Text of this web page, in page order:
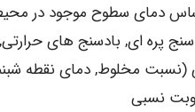
دمای سطوح موجود در
پره ای, بادسنج های
مخلوط, دمای نقطه
نسبی